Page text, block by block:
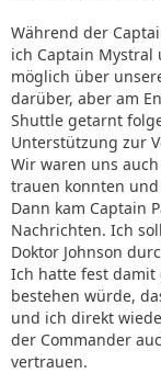
Während der
ich Captain
möglich über
darüber, aber am
Shuttle getarnt
Unterstützung zur
Wir waren uns
trauen konnten
Dann kam Captain
Nachrichten. Ich
Doktor Johnson
Ich hatte fest damit
bestehen würde,
und ich direkt
der Commander
vertrauen.